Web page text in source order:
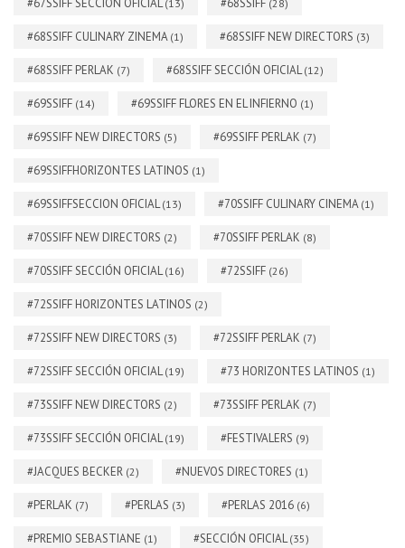
#67SSIFF SECCIÓN OFICIAL(13) #68SSIFF (28)
#68SSIFF CULINARY ZINEMA (1) #68SSIFF NEW DIRECTORS (3)
#68SSIFF PERLAK (7) #68SSIFF SECCIÓN OFICIAL(12)
#69SSIFF (14) #69SSIFF FLORES EN EL INFIERNO (1)
#69SSIFF NEW DIRECTORS (5) #69SSIFF PERLAK (7)
#69SSIFFHORIZONTES LATINOS (1)
#69SSIFFSECCION OFICIAL(13) #70SSIFF CULINARY CINEMA (1)
#70SSIFF NEW DIRECTORS (2) #70SSIFF PERLAK (8)
#70SSIFF SECCIÓN OFICIAL(16) #72SSIFF (26)
#72SSIFF HORIZONTES LATINOS (2)
#72SSIFF NEW DIRECTORS (3) #72SSIFF PERLAK (7)
#72SSIFF SECCIÓN OFICIAL(19) #73 HORIZONTES LATINOS (1)
#73SSIFF NEW DIRECTORS (2) #73SSIFF PERLAK (7)
#73SSIFF SECCIÓN OFICIAL(19) #FESTIVALERS (9)
#JACQUES BECKER (2) #NUEVOS DIRECTORES (1)
#PERLAK (7) #PERLAS (3) #PERLAS 2016 (6)
#PREMIO SEBASTIANE (1) #SECCIÓN OFICIAL(35)